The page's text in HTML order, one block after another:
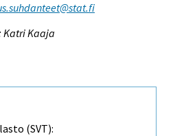
Katri Kaaja
(SVT):